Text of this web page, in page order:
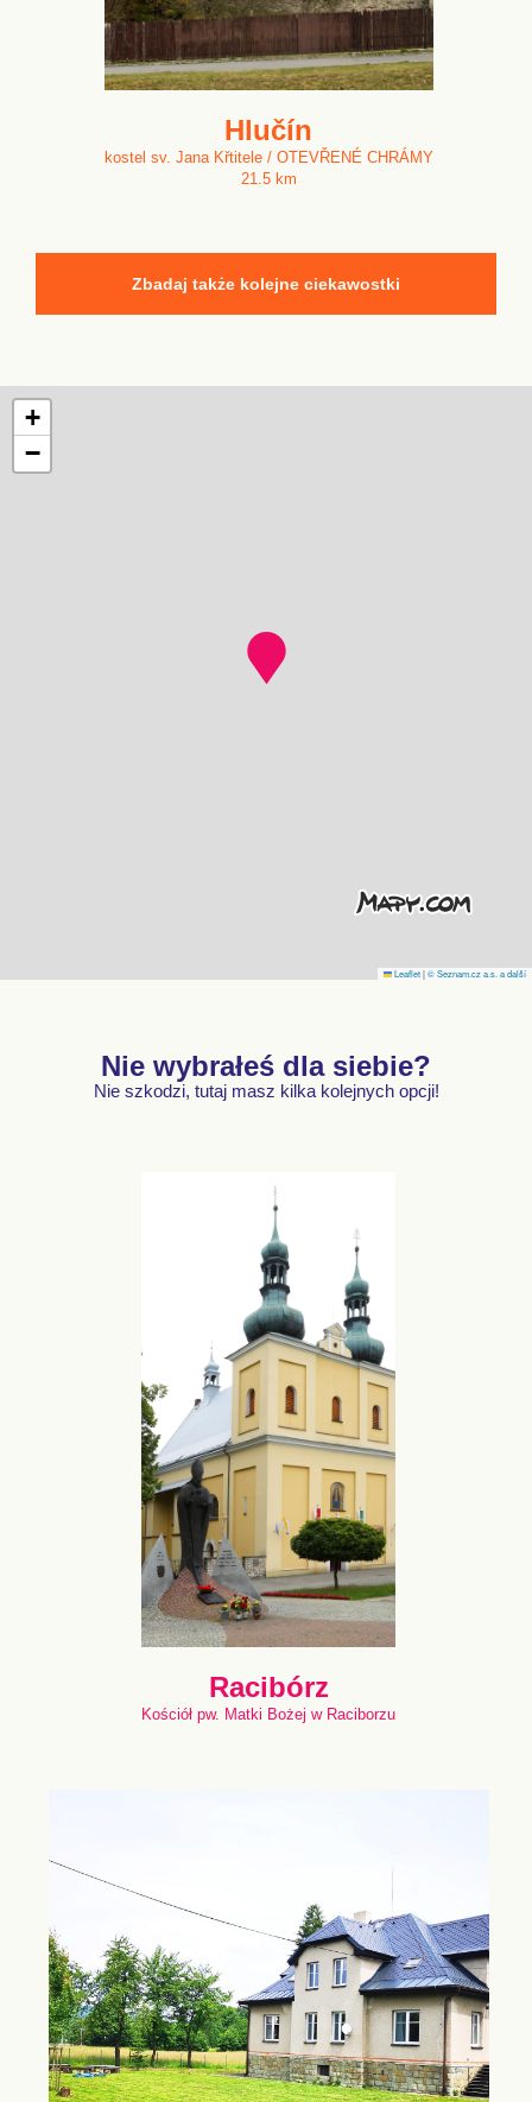
Hlučín
kostel sv. Jana Křtitele / OTEVŘENÉ CHRÁMY
21.5 km
Zbadaj także kolejne ciekawostki
+
−
Leaflet|© Seznam.cz a.s. a další
Nie wybrałeś dla siebie?
Nie szkodzi, tutaj masz kilka kolejnych opcji!
Racibórz
Kościół pw. Matki Bożej w Raciborzu